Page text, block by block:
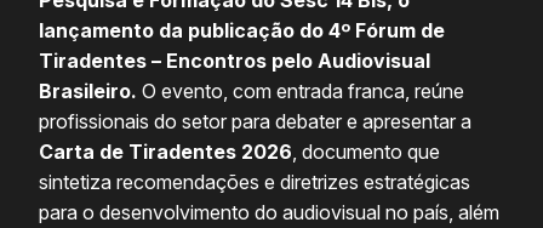
lançamento da publicação do 4º Fórum de
Tiradentes – Encontros pelo Audiovisual
Brasileiro. O evento, com entrada franca, reúne
profissionais do setor para debater e apresentar a
Carta de Tiradentes 2026 , documento que
sintetiza recomendações e diretrizes estratégicas
para o desenvolvimento do audiovisual no país, além